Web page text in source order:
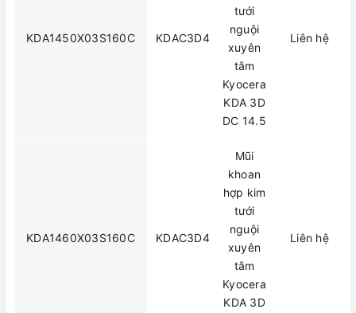
KDA1450X03S160C KDAC3D4
tưới
nguội
xuyên
tâm
Kyocera
KDA 3D
DC 14.5
Liên hệ
KDA1460X03S160C KDAC3D4
Mũi
khoan
hợp kim
tưới
nguội
xuyên
tâm
Kyocera
KDA 3D
Liên hệ